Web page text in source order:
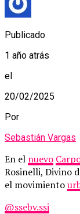
Publicado
1 año atrás
el
20/02/2025
Por
Sebastián Vargas
En el nuevo
Rosinelli, Divino
el movimiento
@ssebv.ssj